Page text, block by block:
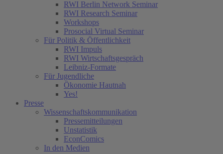
RWI Berlin Network Seminar
RWI Research Seminar
Workshops
Prosocial Virtual Seminar
Für Politik & Öffentlichkeit
RWI Impuls
RWI Wirtschaftsgespräch
Leibniz-Formate
Für Jugendliche
Ökonomie Hautnah
Yes!
Presse
Wissenschaftskommunikation
Pressemitteilungen
Unstatistik
EconComics
In den Medien